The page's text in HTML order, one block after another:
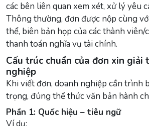
các bên liên quan xem xét, xử lý yêu
Thông thường, đơn được nộp cùng
thể, biên bản họp của các thành viên/
thanh toán nghĩa vụ tài chính.
Cấu trúc chuẩn của đơn xin giải
nghiệp
Khi viết đơn, doanh nghiệp cần trình
trọng, đúng thể thức văn bản hành
Phần 1: Quốc hiệu – tiêu ngữ